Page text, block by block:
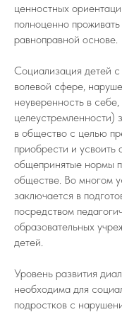
ценностных
полноценно
равноправной основе.
Социализация детей
волевой сфере,
неуверенность в
целеустремленности)
в общество с целью
приобрести и
общепринятые нормы
обществе. Во многом
заключается в
посредством
образовательных
детей.
Уровень развития
необходима для
подростков с